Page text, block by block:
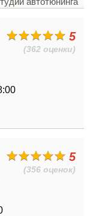
5
(362 оценки)
5
(356 оценок)